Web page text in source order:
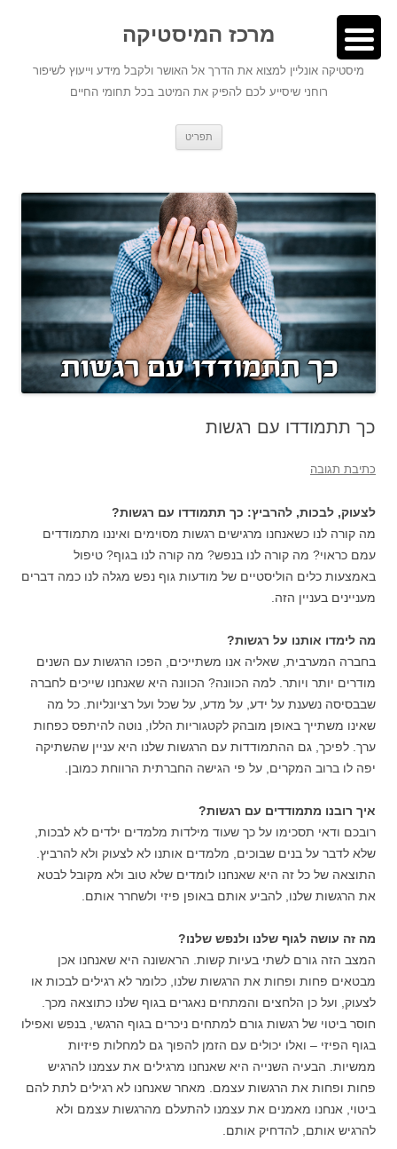
לתוכן
מרכז המיסטיקה
מיסטיקה אונליין למצוא את הדרך אל האושר ולקבל מידע וייעוץ לשיפור
רוחני שיסייע לכם להפיק את המיטב בכל תחומי החיים
תפריט
כך תתמודדו עם רגשות
כתיבת תגובה
לצעוק, לבכות, להרביץ: כך תתמודדו עם רגשות?
מה קורה לנו כשאנחנו מרגישים רגשות מסוימים ואיננו מתמודדים
עמם כראוי? מה קורה לנו בנפש? מה קורה לנו בגוף? טיפול
באמצעות כלים הוליסטיים של מודעות גוף נפש מגלה לנו כמה דברים
מעניינים בעניין הזה.
מה לימדו אותנו על רגשות?
בחברה המערבית, שאליה אנו משתייכים, הפכו הרגשות עם השנים
מודרים יותר ויותר. למה הכוונה? הכוונה היא שאנחנו שייכים לחברה
שבבסיסה נשענת על ידע, על מדע, על שכל ועל רציונליות. כל מה
שאינו משתייך באופן מובהק לקטגוריות הללו, נוטה להיתפס כפחות
ערך. לפיכך, גם ההתמודדות עם הרגשות שלנו היא עניין שהשתיקה
יפה לו ברוב המקרים, על פי הגישה החברתית הרווחת כמובן.
איך רובנו מתמודדים עם רגשות?
רובכם ודאי תסכימו על כך שעוד מילדות מלמדים ילדים לא לבכות,
שלא לדבר על בנים שבוכים, מלמדים אותנו לא לצעוק ולא להרביץ.
התוצאה של כל זה היא שאנחנו לומדים שלא טוב ולא מקובל לבטא
את הרגשות שלנו, להביע אותם באופן פיזי ולשחרר אותם.
מה זה עושה לגוף שלנו ולנפש שלנו?
המצב הזה גורם לשתי בעיות קשות. הראשונה היא שאנחנו אכן
מבטאים פחות ופחות את הרגשות שלנו, כלומר לא רגילים לבכות או
לצעוק, ועל כן הלחצים והמתחים נאגרים בגוף שלנו כתוצאה מכך.
חוסר ביטוי של רגשות גורם למתחים ניכרים בגוף הרגשי, בנפש ואפילו
בגוף הפיזי – ואלו יכולים עם הזמן להפוך גם למחלות פיזיות
ממשיות. הבעיה השנייה היא שאנחנו מרגילים את עצמנו להרגיש
פחות ופחות את הרגשות עצמם. מאחר שאנחנו לא רגילים לתת להם
ביטוי, אנחנו מאמנים את עצמנו להתעלם מהרגשות עצמם ולא
להרגיש אותם, להדחיק אותם.